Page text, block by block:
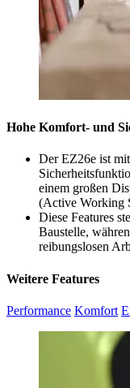
Hohe Komfort- und
Der EZ26e ist
einem großen
(Active Working
Diese Features
Baustelle,
reibungslosen
Weitere Features
Performance Komfort